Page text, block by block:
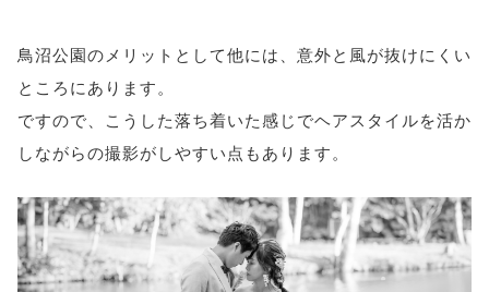
鳥沼公園のメリットとして他には、意外と風が抜けにくい
ところにあります。
ですので、こうした落ち着いた感じでヘアスタイルを活か
しながらの撮影がしやすい点もあります。